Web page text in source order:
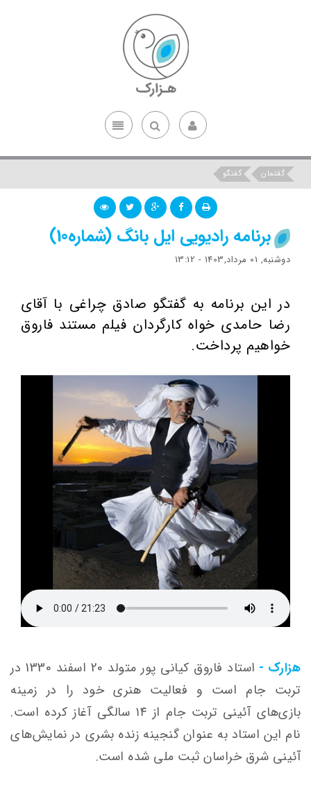
گفتمان گفتگو
برنامه رادیویی ایل بانگ (شماره10)
دوشنبه, 01 مرداد,1403 - 13:12
در این برنامه به گفتگو صادق چراغی با آقای
رضا حامدی خواه کارگردان فیلم مستند فاروق
خواهیم پرداخت.
هزارک -
استاد فاروق کیانی پور متولد 20 اسفند 1330 در
تربت جام است و فعالیت هنری خود را در زمینه
بازی‌های آئینی تربت جام از ۱۴ سالگی آغاز کرده است.
نام این استاد به عنوان گنجینه زنده بشری در نمایش‌های
آئینی شرق خراسان ثبت ملی شده است.